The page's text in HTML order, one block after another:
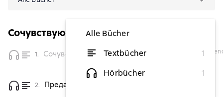
Alle Bücher
Textbücher
1
Hörbücher
1
Сочувствующий
1. Сочувствующий
nicht
2. Преданный